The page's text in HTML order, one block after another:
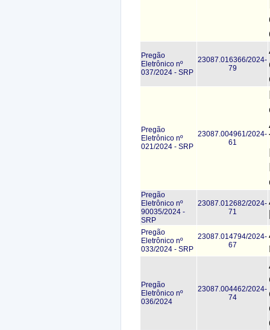
Pregão
Eletrônico nº
037/2024 - SRP
23087.016366/2024-
79
Pregão
Eletrônico nº
021/2024 - SRP
23087.004961/2024-
61
Pregão
Eletrônico nº
90035/2024 -
SRP
23087.012682/2024-
71
Pregão
Eletrônico nº
033/2024 - SRP
23087.014794/2024-
67
Pregão
Eletrônico nº
036/2024
23087.004462/2024-
74